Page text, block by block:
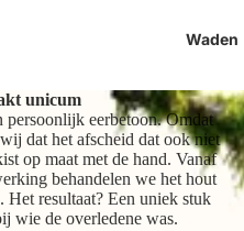
Waden
unicum
persoonlijk eerbetoon. Omdat
dat het afscheid dat ook niet
op maat met de hand. Vanaf
behandelen we het hout
Het resultaat? Een uniek stuk
wie de overledene was.